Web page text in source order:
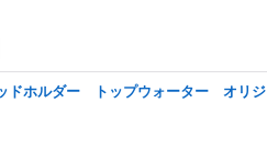
ドホルダー トップウォーター オリジ